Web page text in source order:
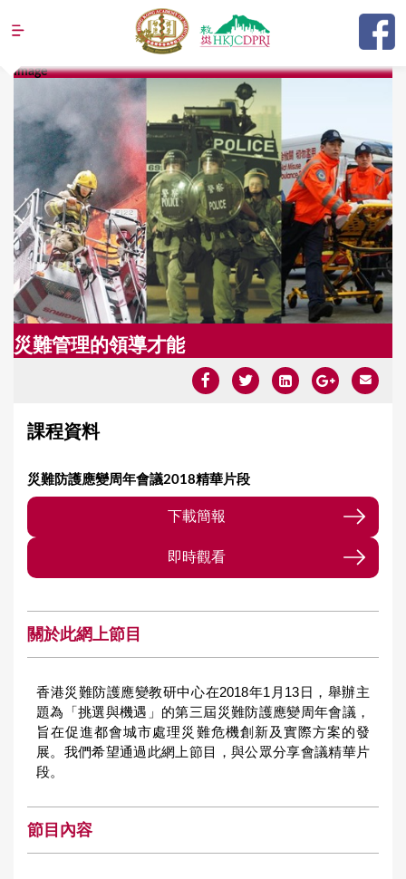
Jump to navigation
o
u
a
r
e
h
e
r
e
Image
災難管理的領導才能
課程資料
災難防護應變周年會議2018精華片段
下載簡報
即時觀看
關於此網上節目
香港災難防護應變教研中心在2018年1月13日，舉辦主
題為「挑選與機遇」的第三屆災難防護應變周年會議，
旨在促進都會城市處理災難危機創新及實際方案的發
展。我們希望通過此網上節目，與公眾分享會議精華片
段。
節目內容